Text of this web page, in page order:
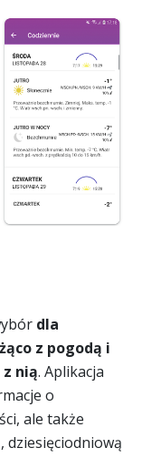
dla
z pogodą i
nią. Aplikacja
o
ale także
, dziesięciodniową